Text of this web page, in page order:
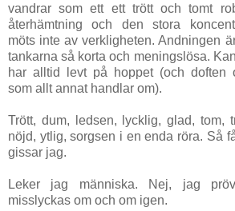
vandrar som ett ett trött och tomt
återhämtning och den stora
möts inte av verkligheten. Andningen
tankarna så korta och meningslösa.
har alltid levt på hoppet (och doften
som allt annat handlar om).
Trött, dum, ledsen, lycklig, glad, tom,
nöjd, ytlig, sorgsen i en enda röra. Så
gissar jag.
Leker jag människa. Nej, jag
misslyckas om och om igen.